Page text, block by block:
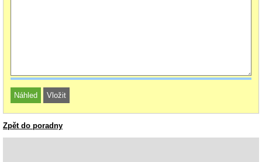
Zpět do poradny